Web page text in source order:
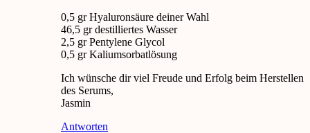
0,5 gr Hyaluronsäure deiner Wahl
46,5 gr destilliertes Wasser
2,5 gr Pentylene Glycol
0,5 gr Kaliumsorbatlösung
Ich wünsche dir viel Freude und Erfolg beim Herstellen
des Serums,
Jasmin
Antworten